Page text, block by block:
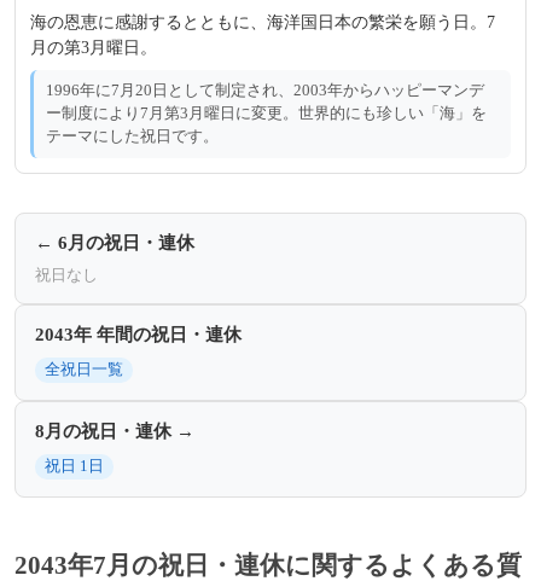
海の恩恵に感謝するとともに、海洋国日本の繁栄を願う日。7
月の第3月曜日。
1996年に7月20日として制定され、2003年からハッピーマンデ
ー制度により7月第3月曜日に変更。世界的にも珍しい「海」を
テーマにした祝日です。
← 6月の祝日・連休
祝日なし
2043年 年間の祝日・連休
全祝日一覧
8月の祝日・連休 →
祝日 1日
2043年7月の祝日・連休に関するよくある質